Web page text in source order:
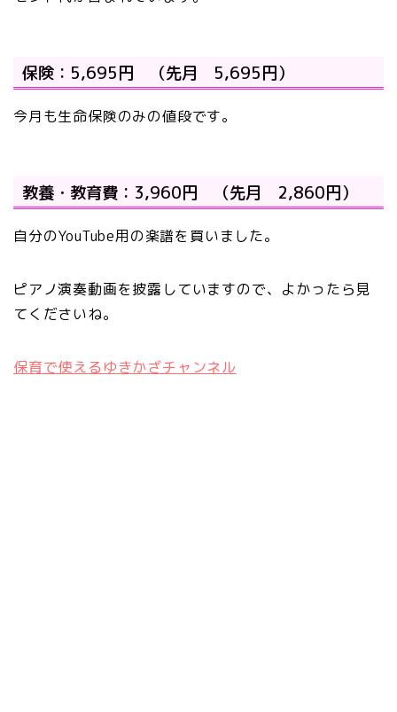
保険：5,695円 （先月 5,695円）
今月も生命保険のみの値段です。
教養・教育費：3,960円 （先月 2,860円）
自分のYouTube用の楽譜を買いました。
ピアノ演奏動画を披露していますので、よかったら見
てくださいね。
保育で使えるゆきかざチャンネル